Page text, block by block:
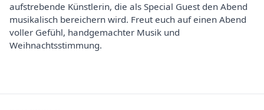
aufstrebende Künstlerin, die als Special Guest den Abend
musikalisch bereichern wird. Freut euch auf einen Abend
voller Gefühl, handgemachter Musik und
Weihnachtsstimmung.